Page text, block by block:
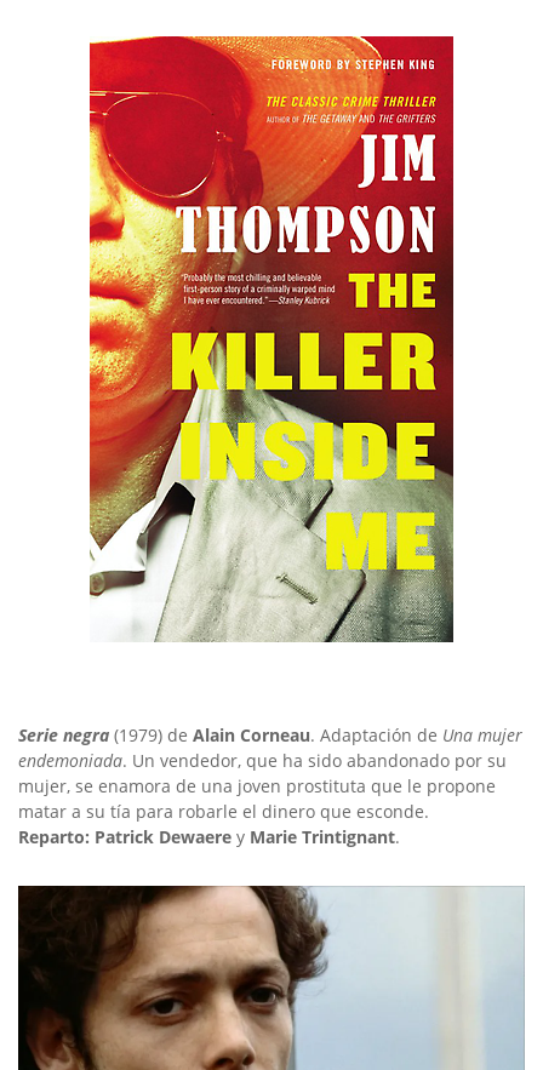
Serie negra (1979) de Alain Corneau. Adaptación de Una mujer
endemoniada. Un vendedor, que ha sido abandonado por su
mujer, se enamora de una joven prostituta que le propone
matar a su tía para robarle el dinero que esconde.
Reparto: Patrick Dewaere y Marie Trintignant.